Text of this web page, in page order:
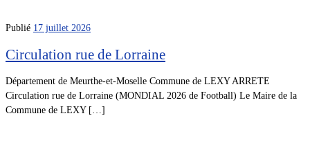
Publié 17 juillet 2026
Circulation rue de Lorraine
Département de Meurthe-et-Moselle Commune de LEXY ARRETE
Circulation rue de Lorraine (MONDIAL 2026 de Football) Le Maire de la
Commune de LEXY […]